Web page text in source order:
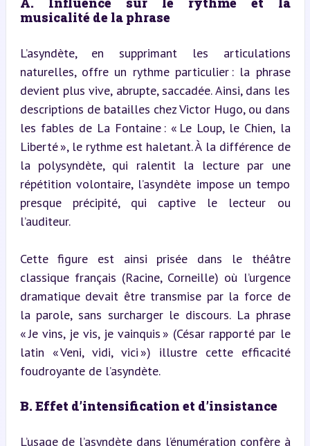
musicalité de la phrase
L’asyndète, en supprimant les articulations
naturelles, offre un rythme particulier : la phrase
devient plus vive, abrupte, saccadée. Ainsi, dans les
descriptions de batailles chez Victor Hugo, ou dans
les fables de La Fontaine : « Le Loup, le Chien, la
Liberté », le rythme est haletant. À la différence de
la polysyndète, qui ralentit la lecture par une
répétition volontaire, l’asyndète impose un tempo
presque précipité, qui captive le lecteur ou
l’auditeur.
Cette figure est ainsi prisée dans le théâtre
classique français (Racine, Corneille) où l’urgence
dramatique devait être transmise par la force de
la parole, sans surcharger le discours. La phrase
« Je vins, je vis, je vainquis » (César rapporté par le
latin « Veni, vidi, vici ») illustre cette efficacité
foudroyante de l’asyndète.
B. Effet d’intensification et d’insistance
L’usage de l’asyndète dans l’énumération confère à